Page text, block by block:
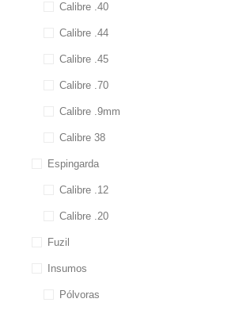
Calibre .40
Calibre .44
Calibre .45
Calibre .70
Calibre .9mm
Calibre 38
Espingarda
Calibre .12
Calibre .20
Fuzil
Insumos
Pólvoras